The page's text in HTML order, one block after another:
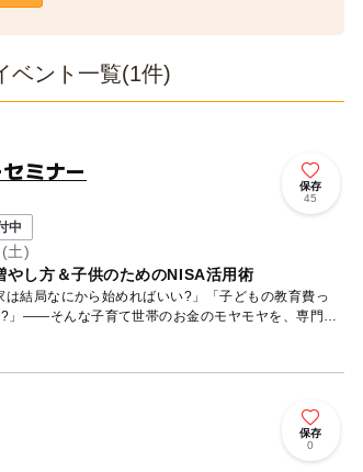
ベント一覧(1件)
ミナー
保存
45
中
土)
し方＆子供のためのNISA活用術
は結局なにから始めればいい?」「子どもの教育費っ
」——そんな子育て世帯のお金のモヤモヤを、専門の
保存
0